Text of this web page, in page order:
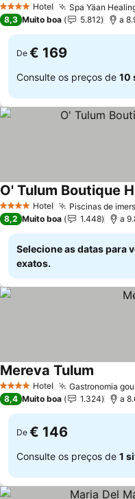
4 EstrelasHotel Spa Yäan
8,3 Muito boa 5.812 a
De € 169
Consulte os preços de 10
4 EstrelasHotel Piscinas de
O' Tulum Boutique
8,2 Muito boa 1.448 a
Selecione as datas para
exatos.
4 EstrelasHotel Gastronomia
Mereva Tulum
8,4 Muito boa 1.324 a
De € 146
Consulte os preços de 1